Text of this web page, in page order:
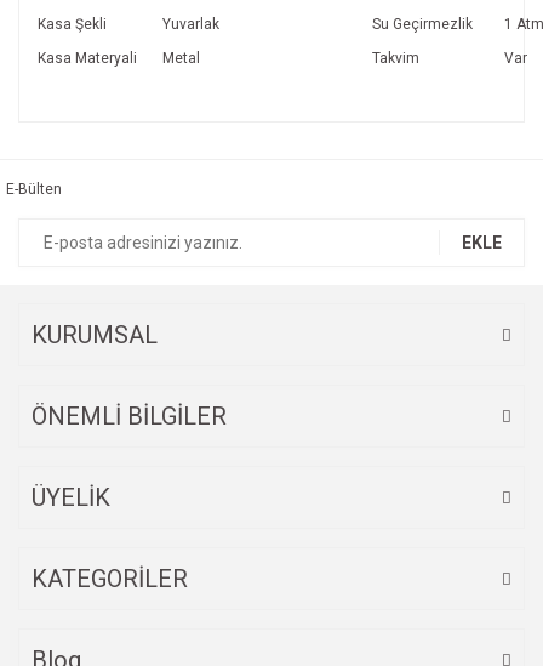
Kasa Şekli
Yuvarlak Su Geçirmezlik
1 Atm
Kasa Materyali
Metal Takvim Var
Ürün fiyatı diğer sitelerden daha pahalı.
E-Bülten
EKLE
KURUMSAL
ÖNEMLİ BİLGİLER
ÜYELİK
KATEGORİLER
Blog